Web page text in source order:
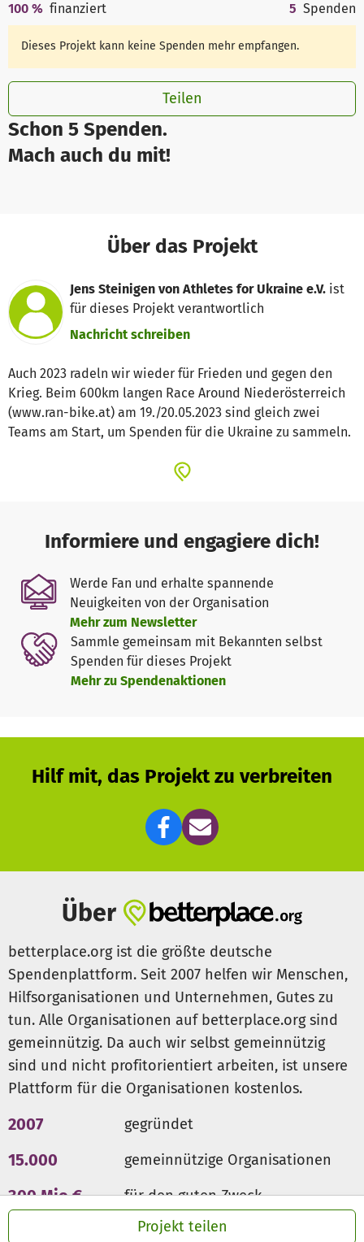
Projekt teilen
Schon 5 Spenden.
Mach auch du mit!
100 % finanziert 5 Spenden
Dieses Projekt kann keine Spenden mehr empfangen.
Teilen
Über das Projekt
Jens Steinigen von Athletes for Ukraine e.V. ist
für dieses Projekt verantwortlich
Nachricht schreiben
Auch 2023 radeln wir wieder für Frieden und gegen den
Krieg. Beim 600km langen Race Around Niederösterreich
(www.ran-bike.at) am 19./20.05.2023 sind gleich zwei
Teams am Start, um Spenden für die Ukraine zu sammeln.
Informiere und engagiere dich!
Werde Fan und erhalte spannende
Neuigkeiten von der Organisation
Mehr zum Newsletter
Sammle gemeinsam mit Bekannten selbst
Spenden für dieses Projekt
Mehr zu Spendenaktionen
Hilf mit, das Projekt zu verbreiten
Über
betterplace.org ist die größte deutsche
Spendenplattform. Seit 2007 helfen wir Menschen,
Hilfsorganisationen und Unternehmen, Gutes zu
tun. Alle Organisationen auf betterplace.org sind
gemeinnützig. Da auch wir selbst gemeinnützig
sind und nicht profitorientiert arbeiten, ist unsere
Plattform für die Organisationen kostenlos.
2007 gegründet
15.000 gemeinnützige Organisationen
300 Mio € für den guten Zweck